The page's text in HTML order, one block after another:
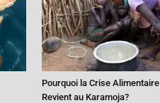
Pourquoi la Crise Alimentaire
Revient au Karamoja?